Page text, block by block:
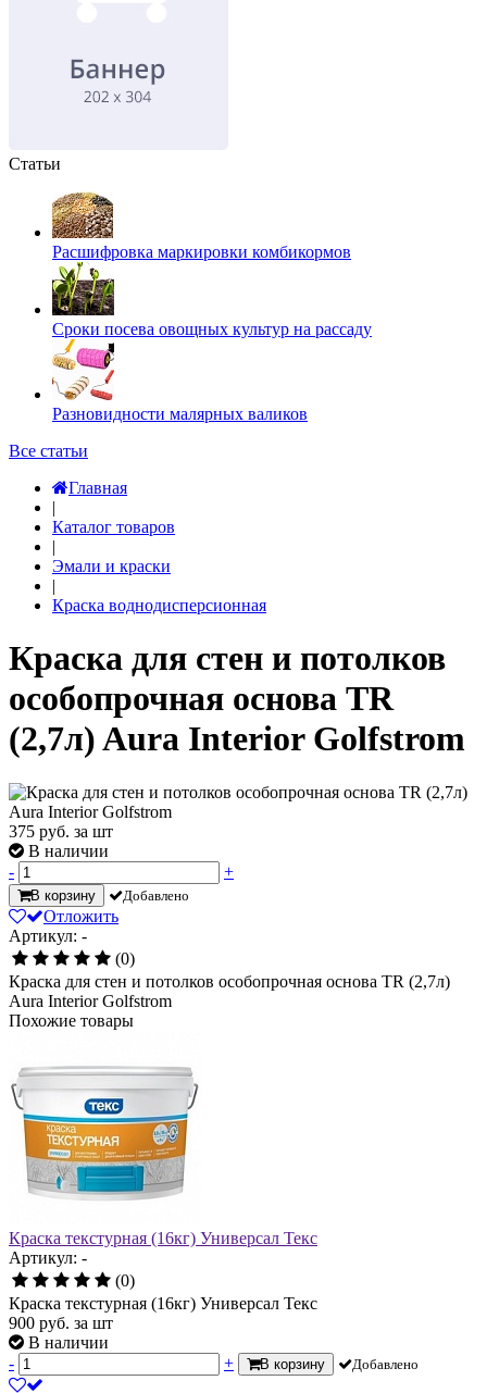
Статьи
Расшифровка маркировки комбикормов
Сроки посева овощных культур на рассаду
Разновидности малярных валиков
Все статьи
Главная
|
Каталог товаров
|
Эмали и краски
|
Краска воднодисперсионная
Краска для стен и потолков
особопрочная основа TR
(2,7л) Aura Interior Golfstrom
375 руб. за шт
В наличии
-
+
В корзину Добавлено
Отложить
Артикул: -
(0)
Краска для стен и потолков особопрочная основа TR (2,7л)
Aura Interior Golfstrom
Похожие товары
Краска текстурная (16кг) Универсал Текс
Артикул: -
(0)
Краска текстурная (16кг) Универсал Текс
900 руб. за шт
В наличии
-
+ В корзину Добавлено